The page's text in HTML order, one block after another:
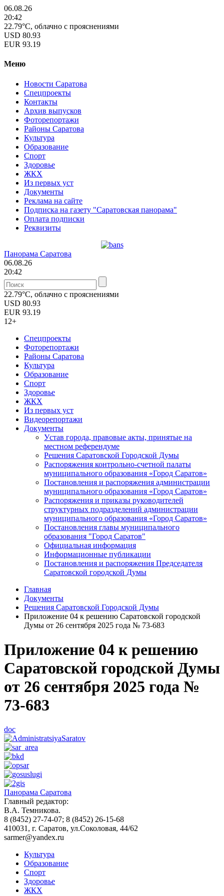
06.08.26
20:42
22.79°C, облачно с прояснениями
USD 80.93
EUR 93.19
Меню
Новости Саратова
Спецпроекты
Контакты
Архив выпусков
Фоторепортажи
Районы Саратова
Культура
Образование
Спорт
Здоровье
ЖКХ
Из пеpвых уст
Документы
Реклама на сайте
Подписка на газету "Саратовская панорама"
Оплата подписки
Реквизиты
Панорама Саратова
06.08.26
20:42
22.79°C, облачно с прояснениями
USD 80.93
EUR 93.19
12+
Спецпроекты
Фоторепортажи
Районы Саратова
Культура
Образование
Спорт
Здоровье
ЖКХ
Из пеpвых уст
Видеорепортажи
Документы
Уcтав города, правовые акты, принятые на
местном референдуме
Решения Саратовской Городской Думы
Распоряжения контрольно-счетной палаты
муниципального образования «Город Саратов»
Постановления и распоряжения администрации
муниципального образования «Город Саратов»
Распоряжения и приказы руководителей
структурных подразделений администрации
муниципального образования «Город Саратов»
Постановления главы муниципального
образования "Город Саратов"
Официальная информация
Информационные публикации
Постановления и распоряжения Председателя
Саратовской городской Думы
Главная
Документы
Решения Саратовской Городской Думы
Приложение 04 к решению Саратовской городской
Думы от 26 сентября 2025 года № 73-683
Приложение 04 к решению
Саратовской городской Думы
от 26 сентября 2025 года №
73-683
doc
Панорама Саратова
Главный редактор:
В.А. Темникова.
8 (8452) 27-74-07; 8 (8452) 26-15-68
410031, г. Саратов, ул.Соколовая, 44/62
sarmer@yandex.ru
Культура
Образование
Спорт
Здоровье
ЖКХ